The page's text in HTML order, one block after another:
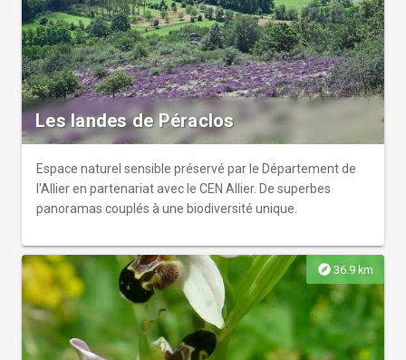
Les landes de Péraclos
Espace naturel sensible préservé par le Département de
l'Allier en partenariat avec le CEN Allier. De superbes
panoramas couplés à une biodiversité unique.
explore 36.9 km